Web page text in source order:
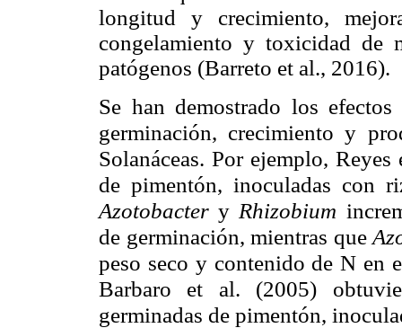
longitud y crecimiento,
congelamiento y toxicidad de
patógenos (Barreto et al., 2016).
Se han demostrado los
germinación, crecimiento y
Solanáceas. Por ejemplo,
de pimentón, inoculadas con
Azotobactery Rhizobium
de germinación, mientras que
peso seco y contenido de N en
Barbaro et al. (2005)
germinadas de pimentón,